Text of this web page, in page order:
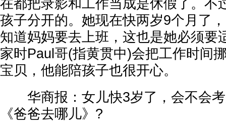
在都把录影和工作当成是休假了。不
孩子分开的。她现在快两岁9个月了
知道妈妈要去上班，这也是她必须要
家时Paul哥(指黄贯中)会把工作时间
宝贝，他能陪孩子也很开心。
华商报：女儿快3岁了，会不会考
《爸爸去哪儿》?